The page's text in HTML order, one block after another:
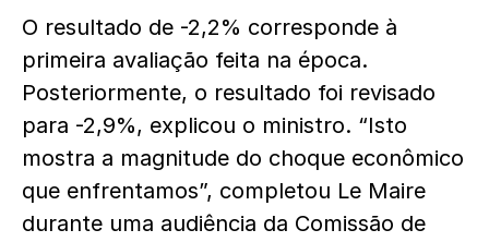
O resultado de -2,2% corresponde à
primeira avaliação feita na época.
Posteriormente, o resultado foi revisado
para -2,9%, explicou o ministro. “Isto
mostra a magnitude do choque econômico
que enfrentamos”, completou Le Maire
durante uma audiência da Comissão de